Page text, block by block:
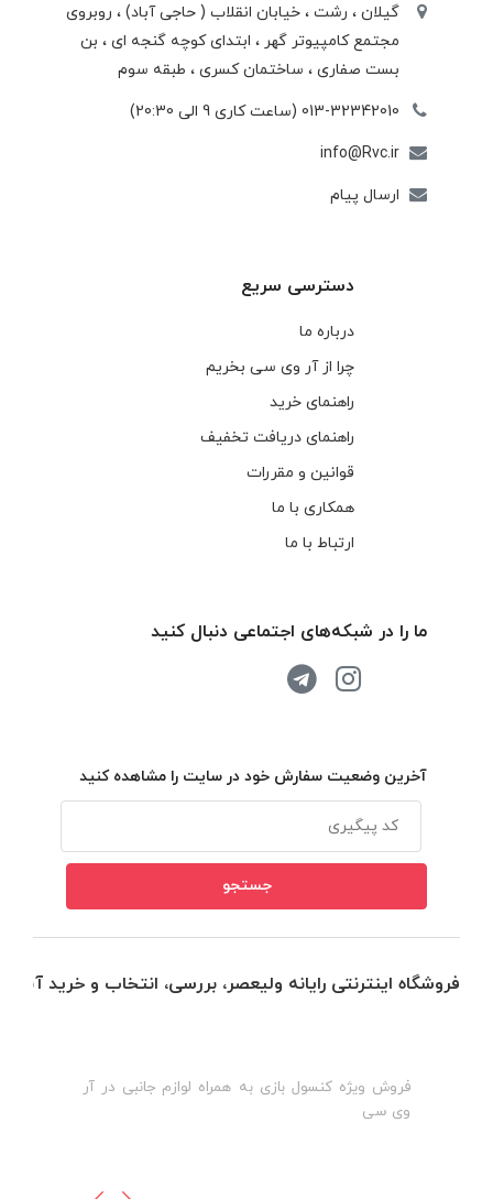
گیلان ، رشت ، خيابان انقلاب ( حاجی آباد) ، روبروی
مجتمع كامپيوتر گهر ، ابتدای كوچه گنجه ای ، بن
بست صفاری ، ساختمان كسری ، طبقه سوم
013-32342010 (ساعت کاری 9 الی 20:30)
info@Rvc.ir
ارسال پیام
دسترسی سریع
درباره ما
چرا از آر وی سی بخریم
راهنمای خرید
راهنمای دریافت تخفیف
قوانین و مقررات
همکاری با ما
ارتباط با ما
ما را در شبکه‌های اجتماعی دنبال کنید
آخرین وضعیت سفارش خود در سایت را مشاهده کنید
فروشگاه اینترنتی رایانه ولیعصر، بررسی، انتخاب و خرید
فروش ویژه کنسول بازی به همراه لوازم جانبی در آر
وی سی